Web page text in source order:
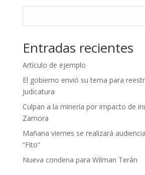
Entradas recientes
Artículo de ejemplo
El gobierno envió su terna para
Judicatura
Culpan a la minería por impacto de
Zamora
Mañana viernes se realizará
“Fito”
Nueva condena para Wilman Terán